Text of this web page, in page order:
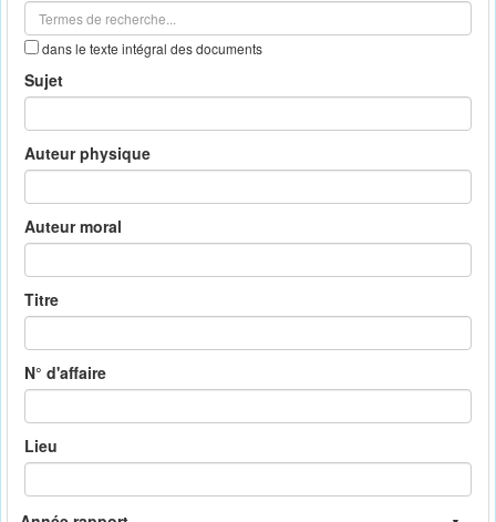
dans le texte intégral des documents
Sujet
Auteur physique
Auteur moral
Titre
N° d'affaire
Lieu